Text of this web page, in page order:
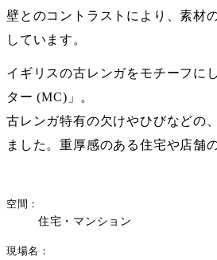
壁とのコントラストにより、素材
しています。
イギリスの古レンガをモチーフに
ター (MC)」。
古レンガ特有の欠けやひびなどの
ました。重厚感のある住宅や店舗
空間
住宅・マンション
現場名